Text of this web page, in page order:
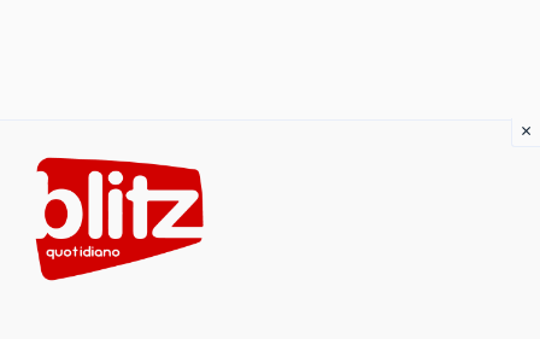
content
×